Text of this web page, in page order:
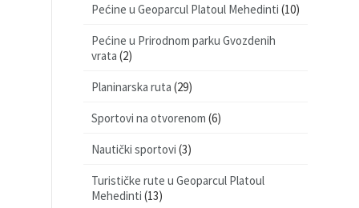
Pećine u Geoparcul Platoul Mehedinti (10)
Pećine u Prirodnom parku Gvozdenih
vrata (2)
Planinarska ruta (29)
Sportovi na otvorenom (6)
Nautički sportovi (3)
Turističke rute u Geoparcul Platoul
Mehedinti (13)